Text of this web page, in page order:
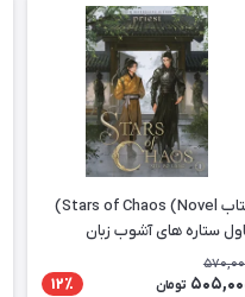
کتاب Stars of Chaos (Novel)
ستاره های آشوب زبان
انگلیسی
تومان 12٪